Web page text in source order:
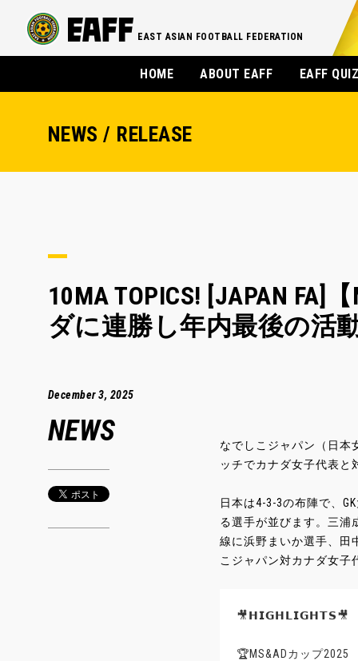
EAST ASIAN FOOTBALL FEDERATION
HOME ABOUT EAFF EAFF
NEWS / RELEASE
10MA TOPICS! [JAPAN
ダに連勝し年内最後の活
December 3, 2025
NEWS
なでしこジャパン（日本
ッチでカナダ女子代表と
日本は4-3-3の布陣で、
る選手が並びます。三浦
線に浜野まいか選手、田
こジャパン対カナダ女子
🎥𝗛𝗜𝗚𝗛𝗟𝗜𝗚𝗛𝗧𝗦🎥
🏆MS&ADカップ2025